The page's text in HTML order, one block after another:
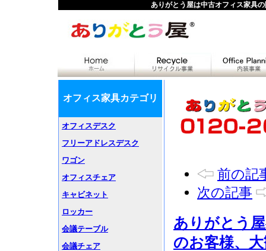
ありがとう屋は中古オフィス家具
前の記
次の記事
ありがとう
のお客様、
オフィス家具カテゴリ
オフィスデスク
フリーアドレスデスク
ワゴン
オフィスチェア
キャビネット
ロッカー
会議テーブル
会議チェア